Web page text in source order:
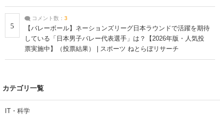
5
コメント数： 3
【バレーボール】ネーションズリーグ日本ラウンドで活躍を期待
している「日本男子バレー代表選手」は？【2026年版・人気投
票実施中】（投票結果） | スポーツ ねとらぼリサーチ
カテゴリ一覧
IT・科学